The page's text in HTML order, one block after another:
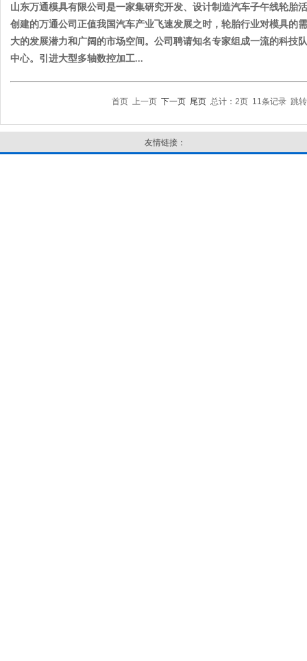
山东万通模具有限公司是一家集研究开发、设计制造汽车子午线轮胎
创建的万通公司正值我国汽车产业飞速发展之时，轮胎行业对模具的
大的发展潜力和广阔的市场空间。公司聘请知名专家组成一流的科技
中心。引进大型多轴数控加工...
首页 上一页 下一页 尾页 总计：2页 11条记录 跳
友情链接：